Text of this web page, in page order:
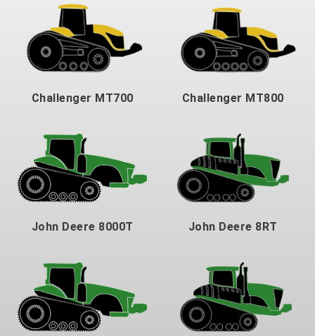
Challenger MT700 Challenger MT800
John Deere 8000T John Deere 8RT